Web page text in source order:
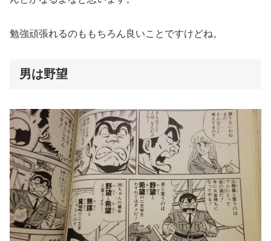
勉強頑張れるのももちろん良いことですけどね。
男は野望